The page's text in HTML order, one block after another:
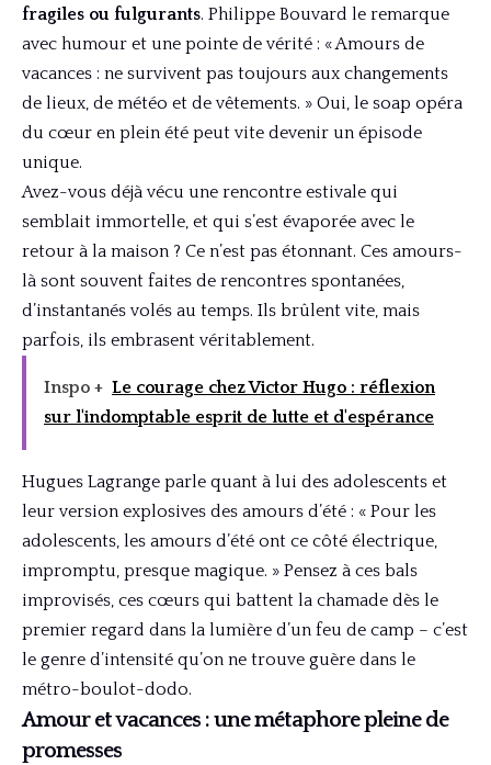
fragiles ou fulgurants. Philippe Bouvard le remarque
avec humour et une pointe de vérité : « Amours de
vacances : ne survivent pas toujours aux changements
de lieux, de météo et de vêtements. » Oui, le soap opéra
du cœur en plein été peut vite devenir un épisode
unique.
Avez-vous déjà vécu une rencontre estivale qui
semblait immortelle, et qui s’est évaporée avec le
retour à la maison ? Ce n’est pas étonnant. Ces amours-
là sont souvent faites de rencontres spontanées,
d’instantanés volés au temps. Ils brûlent vite, mais
parfois, ils embrasent véritablement.
Inspo + Le courage chez Victor Hugo : réflexion
sur l'indomptable esprit de lutte et d'espérance
Hugues Lagrange parle quant à lui des adolescents et
leur version explosives des amours d’été : « Pour les
adolescents, les amours d’été ont ce côté électrique,
impromptu, presque magique. » Pensez à ces bals
improvisés, ces cœurs qui battent la chamade dès le
premier regard dans la lumière d’un feu de camp – c’est
le genre d’intensité qu’on ne trouve guère dans le
métro-boulot-dodo.
Amour et vacances : une métaphore pleine de
promesses